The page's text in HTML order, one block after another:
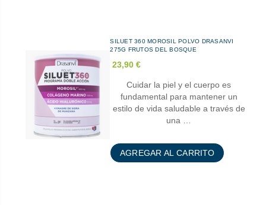
SILUET 360 MOROSIL POLVO DRASANVI
275G FRUTOS DEL BOSQUE
23,90 €
Cuidar la piel y el cuerpo es
fundamental para mantener un
estilo de vida saludable a través de
una …
AGREGAR AL CARRITO